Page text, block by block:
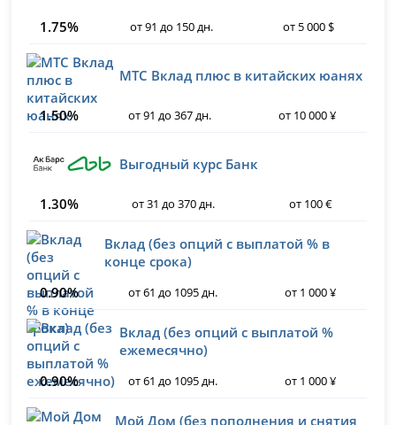
1.75% от 91 до 150 дн. от 5 000 $
МТС Вклад плюс в китайских юанях
1.50% от 91 до 367 дн. от 10 000 ¥
Выгодный курс Банк
1.30% от 31 до 370 дн. от 100 €
Вклад (без опций с выплатой % в
конце срока)
0.90%
от 61 до 1095 дн. от 1 000 ¥
Вклад (без опций с выплатой %
ежемесячно)
0.90%
от 61 до 1095 дн. от 1 000 ¥
Мой Дом (без пополнения и снятия